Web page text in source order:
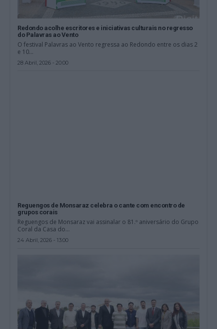
Redondo acolhe escritores e iniciativas culturais no regresso
do Palavras ao Vento
O festival Palavras ao Vento regressa ao Redondo entre os dias 2
e 10...
28 Abril, 2026 - 20:00
Reguengos de Monsaraz celebra o cante com encontro de
grupos corais
Reguengos de Monsaraz vai assinalar o 81.º aniversário do Grupo
Coral da Casa do...
24 Abril, 2026 - 13:00